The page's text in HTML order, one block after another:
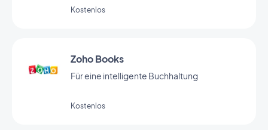
Kostenlos
Zoho Books
Für eine intelligente Buchhaltung
Kostenlos